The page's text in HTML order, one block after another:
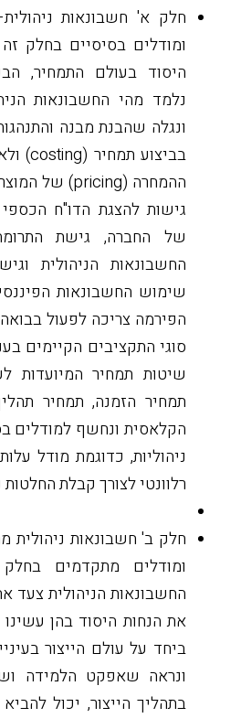
חלק א' חשבונאות
ומודלים בסיסיים בחלק
היסוד בעולם התמחיר,
נלמד מהי החשבונאות
ונגלה שהבנת מבנה
בביצוע תמחיר (costing
)
ההמחרה (pricing) של
גישות להצגת הדו"ח הכספי
של החברה, גישת
החשבונאות הניהולית
שימוש החשבונאות
הפירמה צריכה לפעול
סוגי התקציבים הקיימים
שיטות תמחיר המיועדות
תמחיר הזמנה, תמחיר
הקלאסית ונחשף למודלים
ניהוליות, כדוגמת מודל
רלוונטי לצורך קבלת החלטות
חלק ב' חשבונאות ניהולית
ומודלים מתקדמים
החשבונאות הניהולית צעד
את הנחות היסוד בהן
ביחד על עולם הייצור
ונראה שאפקט הלמידה
בתהליך הייצור, יכול